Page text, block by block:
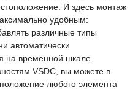
И здесь монтаж
удобным:
различные типы
автоматически
на временной шкале.
VSDC, вы можете в
любого элемента